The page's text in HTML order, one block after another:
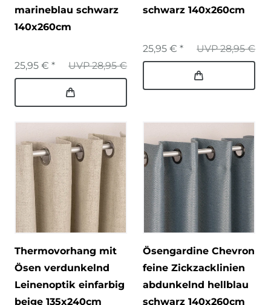
marineblau schwarz
140x260cm
UVP 28,95 €
25,95 € *
schwarz 140x260cm
UVP 28,95 €
25,95 € *
Thermovorhang mit
Ösen verdunkelnd
Leinenoptik einfarbig
beige 135x240cm
Ösengardine Chevron
feine Zickzacklinien
abdunkelnd hellblau
schwarz 140x260cm